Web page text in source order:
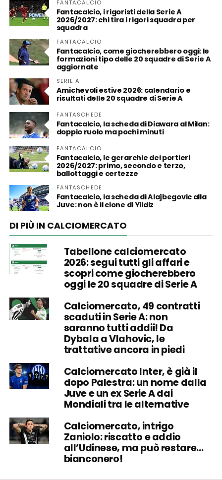
FANTACALCIO
Fantacalcio, i rigoristi della Serie A
2026/2027: chi tira i rigori squadra per
squadra
FANTACALCIO
Fantacalcio, come giocherebbero oggi: le
formazioni tipo delle 20 squadre di Serie A
aggiornate
SERIE A
Amichevoli estive 2026: calendario e
risultati delle 20 squadre di Serie A
FANTASCHEDE
Fantacalcio, la scheda di Diawara al Milan:
doppio ruolo ma pochi minuti
FANTACALCIO
Fantacalcio, le gerarchie dei portieri
2026/2027: primo, secondo e terzo,
ballottaggi e certezze
FANTASCHEDE
Fantacalcio, la scheda di Alajbegovic alla
Juve: non è il clone di Yildiz
DI PIÙ IN CALCIOMERCATO
Tabellone calciomercato
2026: segui tutti gli affari e
scopri come giocherebbero
oggi le 20 squadre di Serie A
Calciomercato, 49 contratti
scaduti in Serie A: non
saranno tutti addii! Da
Dybala a Vlahovic, le
trattative ancora in piedi
Calciomercato Inter, è già il
dopo Palestra: un nome dalla
Juve e un ex Serie A dai
Mondiali tra le alternative
Calciomercato, intrigo
Zaniolo: riscatto e addio
all’Udinese, ma può restare…
bianconero!